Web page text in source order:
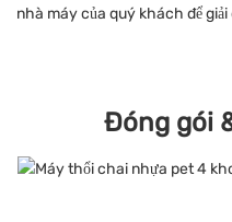
nhà máy của quý khách để
Đóng gói